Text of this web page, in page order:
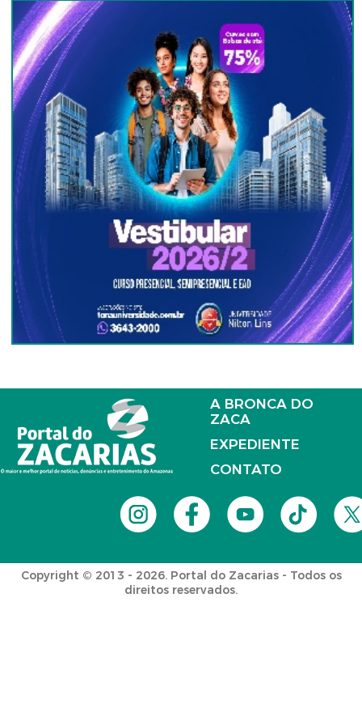
A BRONCA DO
ZACA
EXPEDIENTE
CONTATO
Copyright © 2013 - 2026. Portal do Zacarias - Todos os
direitos reservados.